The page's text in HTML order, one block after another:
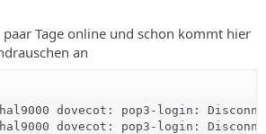
paar Tage online und schon kommt hier
an
dovecot: pop3-login:
dovecot: pop3-login: